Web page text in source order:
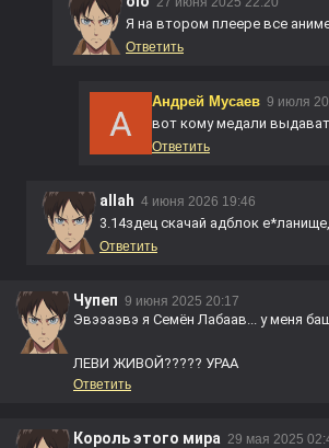
Я на втором плеере все
Ответить
Андрей Мусаев 9 июля
вот кому медали
Ответить
allah 4 июня 2026 19:46
3.14здец скачай адблок е*лан
Ответить
Чупеп 9 июня 2025 20:17
Эвээаэвэ я Семён Лабаав... у меня
ЛЕВИ ЖИВОЙ????? УРАА
Ответить
Король этого мира 29 мая 2025